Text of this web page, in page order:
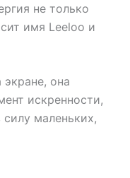
не только
имя Leeloo и
она
искренности,
маленьких,